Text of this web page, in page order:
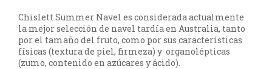
Chislett Summer Navel es considerada actualmente
la mejor selección de navel tardía en Australia, tanto
por el tamaño del fruto, como por sus características
físicas (textura de piel, firmeza) y organolépticas
(zumo, contenido en azúcares y ácido).